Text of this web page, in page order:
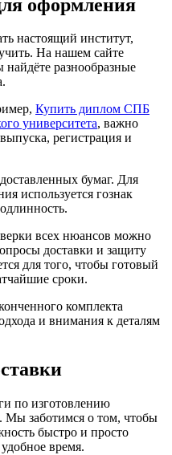
оформления
настоящий институт,
На нашем сайте
разнообразные
Купить диплом СПБ
университета, важно
регистрация и
бумаг. Для
используется гознак
всех нюансов можно
доставки и защиту
для того, чтобы готовый
сроки.
комплекта
и внимания к деталям
по изготовлению
Мы заботимся о том, чтобы
быстро и просто
время.